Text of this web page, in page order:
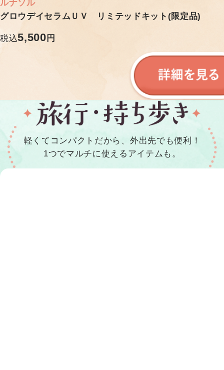
グロウデイセラムＵＶ リミテッドキット(限定品)
税込5,500 円
軽くてコンパクトだから、外出先でも便利！
1つでマルチに使えるアイテムも。